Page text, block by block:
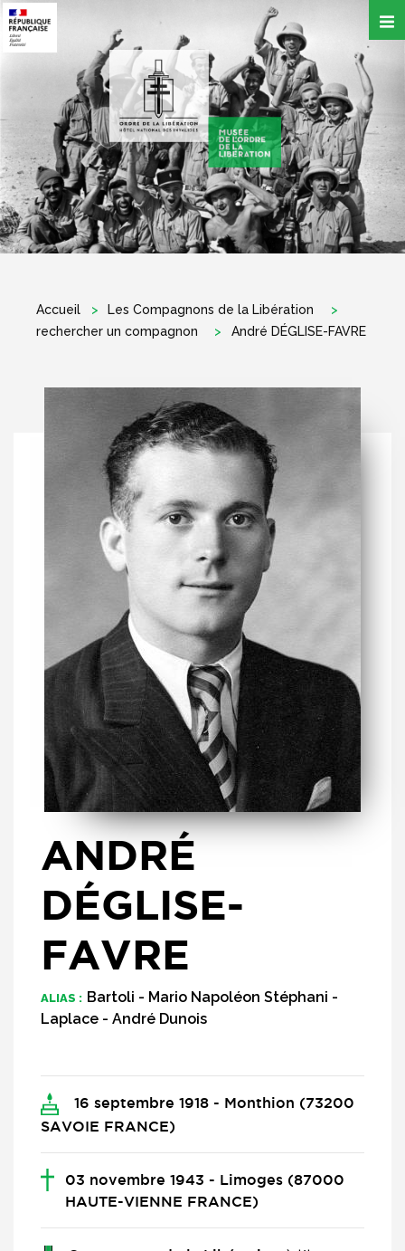
contenu
principal
Accueil
Les Compagnons de la Libération
rechercher un compagnon
André DÉGLISE-FAVRE
ANDRÉ
DÉGLISE-
FAVRE
ALIAS : Bartoli - Mario Napoléon Stéphani -
Laplace - André Dunois
16 septembre 1918 - Monthion (73200
SAVOIE FRANCE)
03 novembre 1943 - Limoges (87000
HAUTE-VIENNE FRANCE)